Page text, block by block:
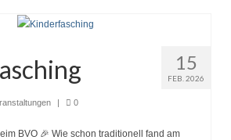
Vorstand und Ausschuss
15
FEB. 2026
| 0
BVO 🎉 Wie schon traditionell fand am